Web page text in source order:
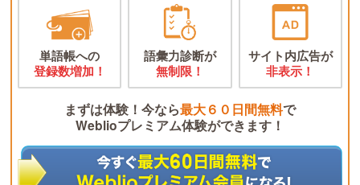
単語帳への
登録数増加！
語彙力診断が
無制限！
サイト内広告が
非表示！
まずは体験！今なら最大６０日間無料で
Weblioプレミアム体験ができます！